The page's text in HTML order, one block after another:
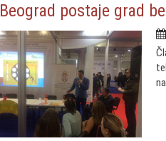
Beograd postaje grad